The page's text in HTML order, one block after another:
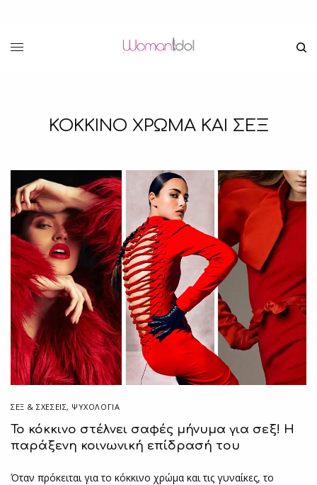
ΚΟΚΚΙΝΟ ΧΡΩΜΑ ΚΑΙ ΣΕΞ
ΣΕΞ & ΣΧΈΣΕΙΣ, ΨΥΧΟΛΟΓΙΑ
Το κόκκινο στέλνει σαφές μήνυμα για σεξ! Η
παράξενη κοινωνική επίδρασή του
Όταν πρόκειται για το κόκκινο χρώμα και τις γυναίκες, το